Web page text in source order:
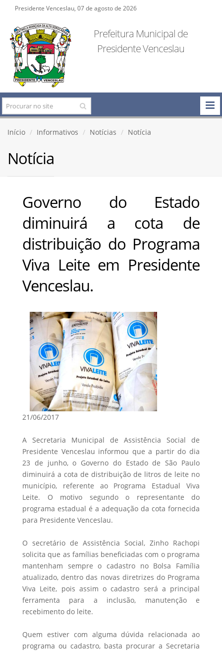
Presidente Venceslau, 07 de agosto de 2026
Prefeitura Municipal de
Presidente Venceslau
Início Informativos Notícias Notícia
Notícia
Governo do Estado
diminuirá a cota de
distribuição do Programa
Viva Leite em Presidente
Venceslau.
21/06/2017
A Secretaria Municipal de Assistência Social de
Presidente Venceslau informou que a partir do dia
23 de junho, o Governo do Estado de São Paulo
diminuirá a cota de distribuição de litros de leite no
município, referente ao Programa Estadual Viva
Leite. O motivo segundo o representante do
programa estadual é a adequação da cota fornecida
para Presidente Venceslau.
O secretário de Assistência Social, Zinho Rachopi
solicita que as famílias beneficiadas com o programa
mantenham sempre o cadastro no Bolsa Família
atualizado, dentro das novas diretrizes do Programa
Viva Leite, pois assim o cadastro será a principal
ferramenta para a inclusão, manutenção e
recebimento do leite.
Quem estiver com alguma dúvida relacionada ao
programa ou cadastro, basta procurar a Secretaria